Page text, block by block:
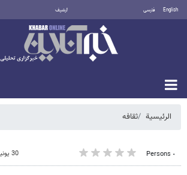
English فارسی أرشيف
الرئيسية ثقافه
٠ Persons 30 يونيو 2013 - 14:23